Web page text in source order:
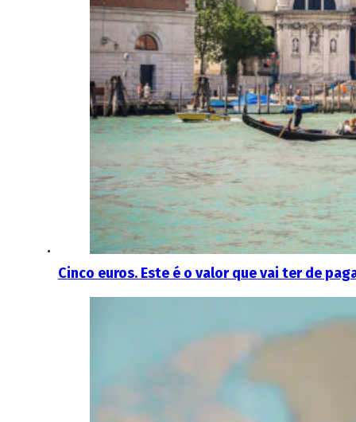
Cinco euros. Este é o valor que vai ter de